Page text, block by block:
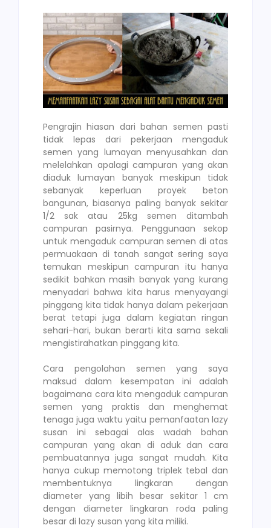
Pengrajin hiasan dari bahan semen pasti
tidak lepas dari pekerjaan mengaduk
semen yang lumayan menyusahkan dan
melelahkan apalagi campuran yang akan
diaduk lumayan banyak meskipun tidak
sebanyak keperluan proyek beton
bangunan, biasanya paling banyak sekitar
1/2 sak atau 25kg semen ditambah
campuran pasirnya. Penggunaan sekop
untuk mengaduk campuran semen di atas
permuakaan di tanah sangat sering saya
temukan meskipun campuran itu hanya
sedikit bahkan masih banyak yang kurang
menyadari bahwa kita harus menyayangi
pinggang kita tidak hanya dalam pekerjaan
berat tetapi juga dalam kegiatan ringan
sehari-hari, bukan berarti kita sama sekali
mengistirahatkan pinggang kita.
Cara pengolahan semen yang saya
maksud dalam kesempatan ini adalah
bagaimana cara kita mengaduk campuran
semen yang praktis dan menghemat
tenaga juga waktu yaitu pemanfaatan lazy
susan ini sebagai alas wadah bahan
campuran yang akan di aduk dan cara
pembuatannya juga sangat mudah. Kita
hanya cukup memotong triplek tebal dan
membentuknya lingkaran dengan
diameter yang libih besar sekitar 1 cm
dengan diameter lingkaran roda paling
besar di lazy susan yang kita miliki.